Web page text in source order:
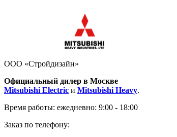
ООО «Стройдизайн»
Официальный дилер в Москве
Mitsubishi Electric и Mitsubishi Heavy.
Время работы: ежедневно: 9:00 - 18:00
Заказ по телефону: